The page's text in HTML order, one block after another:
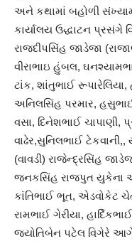
અને કથામાં બહોળી
કાર્યાલય ઉદ્ધાટન
રાજદીપસિંહ જાડેજા
વીરાભાઇ હુંબલ,
ટાંક, શાંતુભાઈ
અનિલસિંહ પરમાર, હસુભાઈ
વસા, દિનેશભાઈ ચાપાણી,
વાઢેર,સુનિલભાઈ
(વાવડી) રાજેન્દ્રસિંહ
જનકસિંહ રાજપુત યુકેના
કાંતિભાઈ ભૂત, એડવોકેટ
રામભાઈ ગેરીયા,
જ્યોતિબેન પટેલ વિગેરે